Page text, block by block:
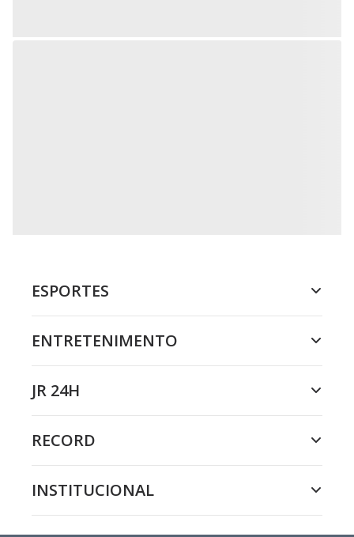
ESPORTES
ENTRETENIMENTO
JR 24H
RECORD
INSTITUCIONAL